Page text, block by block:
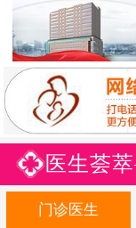
医生荟萃
门诊医生